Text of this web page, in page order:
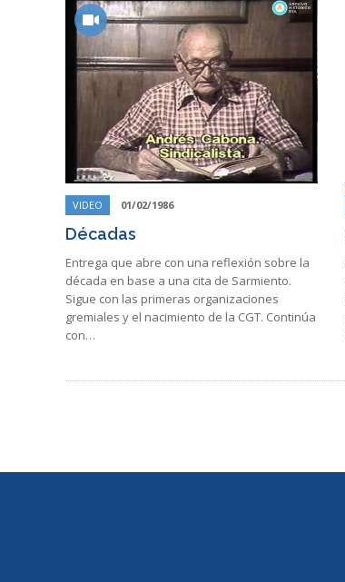
VIDEO 01/02/1986
Décadas
Entrega que abre con una reflexión sobre la
década en base a una cita de Sarmiento.
Sigue con las primeras organizaciones
gremiales y el nacimiento de la CGT. Continúa
con…